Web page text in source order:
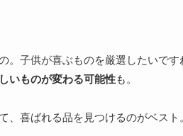
。子供が喜ぶものを厳選したいです
いものが変わる可能性も。
、喜ばれる品を見つけるのがベスト